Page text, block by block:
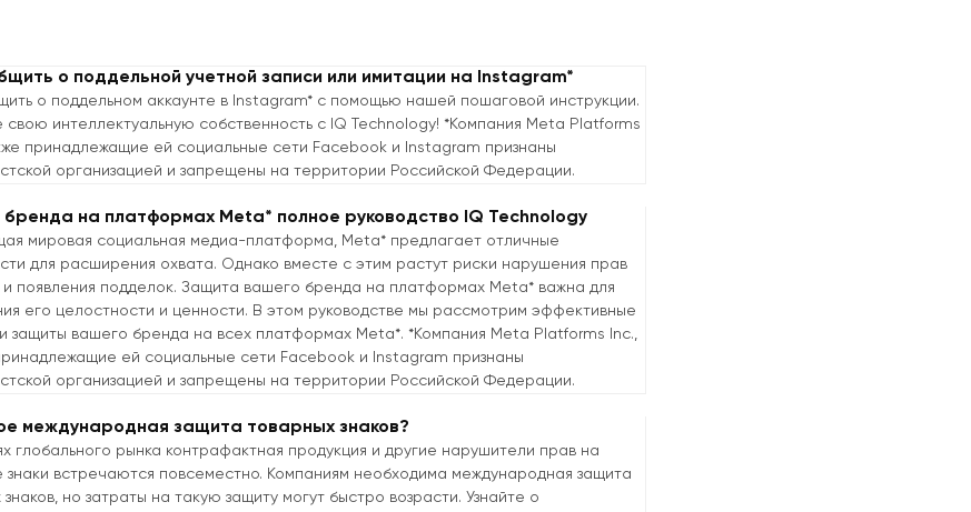
о поддельной учетной записи или имитации на Instagram*
о поддельном аккаунте в Instagram* с помощью нашей пошаговой инструкции.
свою интеллектуальную собственность с IQ Technology! *Компания Meta Platforms
принадлежащие ей социальные сети Facebook и Instagram признаны
организацией и запрещены на территории Российской Федерации.
на платформах Meta* полное руководство IQ Technology
мировая социальная медиа-платформа, Meta* предлагает отличные
для расширения охвата. Однако вместе с этим растут риски нарушения прав
появления подделок. Защита вашего бренда на платформах Meta* важна для
его целостности и ценности. В этом руководстве мы рассмотрим эффективные
защиты вашего бренда на всех платформах Meta*. *Компания Meta Platforms Inc.,
ей социальные сети Facebook и Instagram признаны
организацией и запрещены на территории Российской Федерации.
международная защита товарных знаков?
глобального рынка контрафактная продукция и другие нарушители прав на
знаки встречаются повсеместно. Компаниям необходима международная защита
но затраты на такую защиту могут быстро возрасти. Узнайте о